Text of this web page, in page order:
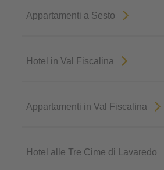
Appartamenti a Sesto
Hotel in Val Fiscalina
Appartamenti in Val Fiscalina
Hotel alle Tre Cime di Lavaredo